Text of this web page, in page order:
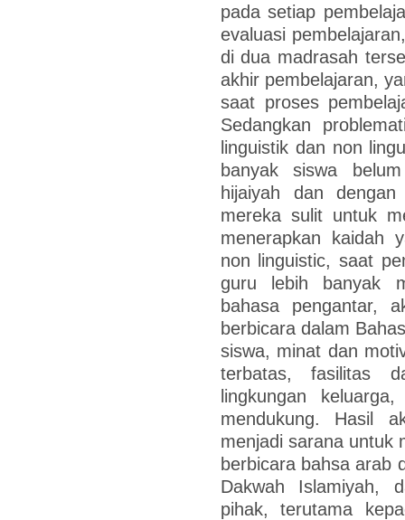
pada setiap
evaluasi
di dua madrasah
akhir pembelajaran,
saat proses
Sedangkan
linguistik dan non
banyak siswa
hijaiyah dan
mereka sulit untuk
menerapkan kaidah
non linguistic, saat
guru lebih banyak
bahasa pengantar,
berbicara dalam
siswa, minat dan
terbatas, fasilitas
lingkungan
mendukung. Hasil
menjadi sarana untuk
berbicara bahsa arab
Dakwah Islamiyah,
pihak, terutama